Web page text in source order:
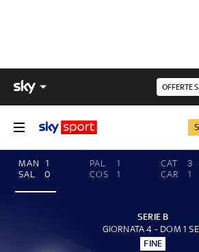
OFFERTE
MAN
1
SAL
0
PAL
1
COS
1
CAT
3
CAR
1
SERIE B
GIORNATA 4 - DOM 1
FINE